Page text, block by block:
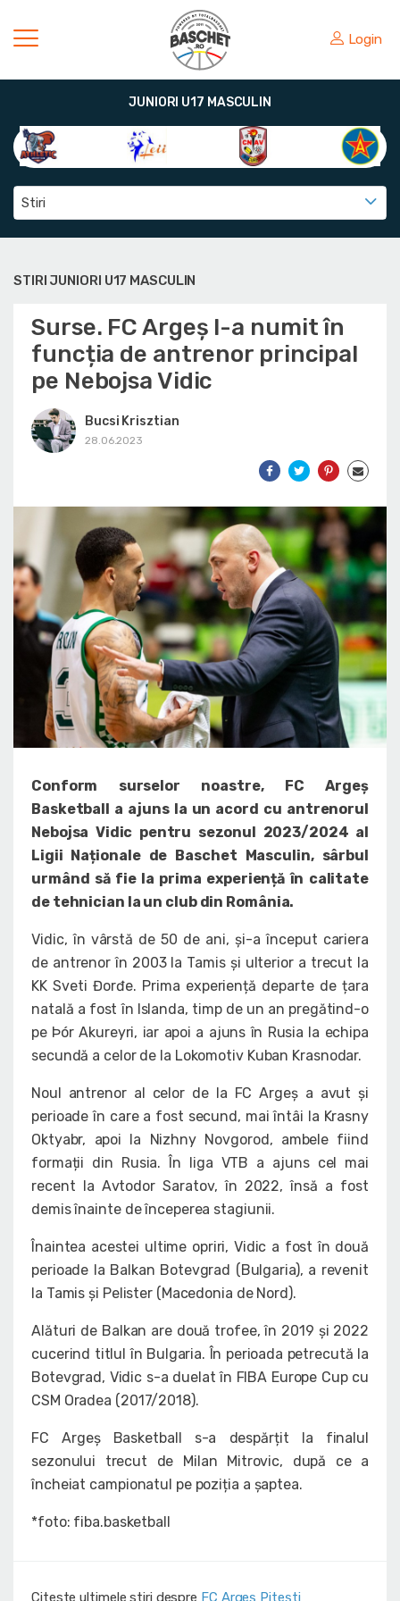
Login
JUNIORI U17 MASCULIN
Stiri
STIRI JUNIORI U17 MASCULIN
Surse. FC Argeș l-a numit în
funcția de antrenor principal
pe Nebojsa Vidic
Bucsi Krisztian
28.06.2023
Conform surselor noastre, FC Argeș
Basketball a ajuns la un acord cu antrenorul
Nebojsa Vidic pentru sezonul 2023/2024 al
Ligii Naționale de Baschet Masculin, sârbul
urmând să fie la prima experiență în calitate
de tehnician la un club din România.
Vidic, în vârstă de 50 de ani, și-a început cariera
de antrenor în 2003 la Tamis și ulterior a trecut la
KK Sveti Đorđe. Prima experiență departe de țara
natală a fost în Islanda, timp de un an pregătind-o
pe Þór Akureyri, iar apoi a ajuns în Rusia la echipa
secundă a celor de la Lokomotiv Kuban Krasnodar.
Noul antrenor al celor de la FC Argeș a avut și
perioade în care a fost secund, mai întâi la Krasny
Oktyabr, apoi la Nizhny Novgorod, ambele fiind
formații din Rusia. În liga VTB a ajuns cel mai
recent la Avtodor Saratov, în 2022, însă a fost
demis înainte de începerea stagiunii.
Înaintea acestei ultime opriri, Vidic a fost în două
perioade la Balkan Botevgrad (Bulgaria), a revenit
la Tamis și Pelister (Macedonia de Nord).
Alături de Balkan are două trofee, în 2019 și 2022
cucerind titlul în Bulgaria. În perioada petrecută la
Botevgrad, Vidic s-a duelat în FIBA Europe Cup cu
CSM Oradea (2017/2018).
FC Argeș Basketball s-a despărțit la finalul
sezonului trecut de Milan Mitrovic, după ce a
încheiat campionatul pe poziția a șaptea.
*foto: fiba.basketball
Citeste ultimele stiri despre FC Argeș Pitești